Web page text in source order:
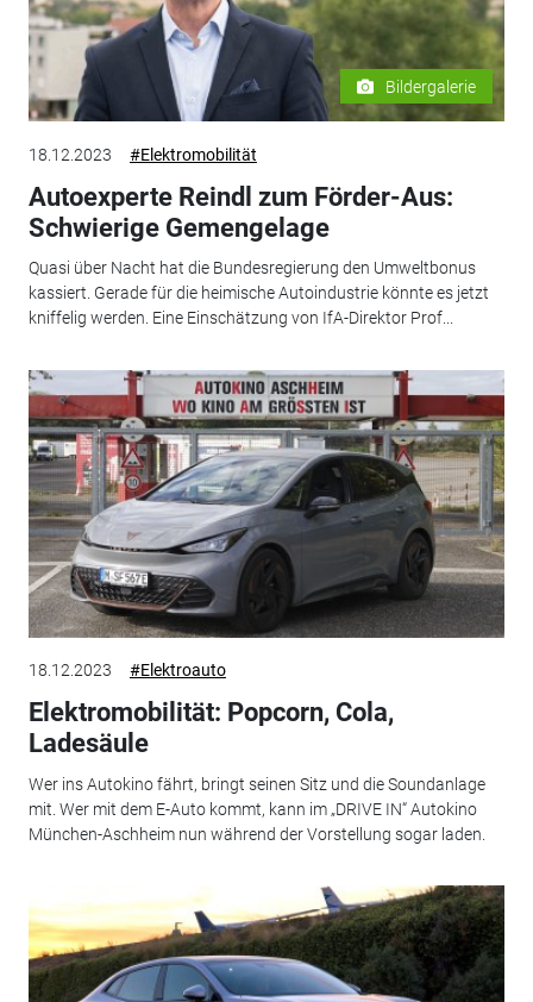
Bildergalerie
18.12.2023 #Elektromobilität
Autoexperte Reindl zum Förder-Aus:
Schwierige Gemengelage
Quasi über Nacht hat die Bundesregierung den Umweltbonus
kassiert. Gerade für die heimische Autoindustrie könnte es jetzt
kniffelig werden. Eine Einschätzung von IfA-Direktor Prof...
18.12.2023 #Elektroauto
Elektromobilität: Popcorn, Cola,
Ladesäule
Wer ins Autokino fährt, bringt seinen Sitz und die Soundanlage
mit. Wer mit dem E-Auto kommt, kann im „DRIVE IN“ Autokino
München-Aschheim nun während der Vorstellung sogar laden.